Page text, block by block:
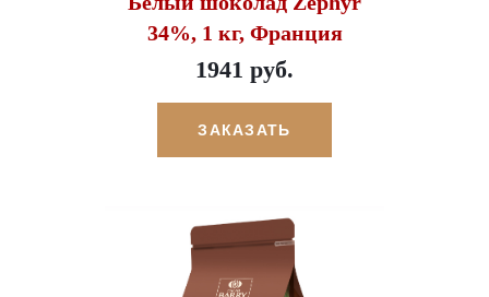
34%, 1 кг, Франция
1941 руб.
ЗАКАЗАТЬ